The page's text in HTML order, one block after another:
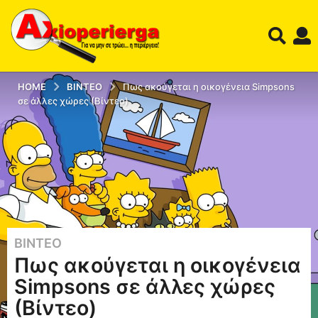
HOME ΒΊΝΤΕΟ
Πως ακούγεται η οικογένεια Simpsons
σε άλλες χώρες (Βίντεο)
1
2
έ
τ
η
ΒΊΝΤΕΟ
Πως ακούγεται η οικογένεια
Simpsons σε άλλες χώρες
(Βίντεο)